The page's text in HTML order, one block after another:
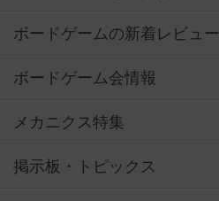
ボードゲームの新着レビュー
ボードゲーム会情報
メカニクス特集
掲示板・トピックス